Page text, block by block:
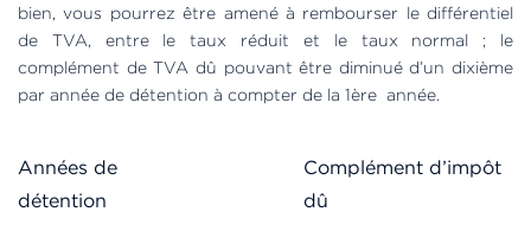
bien, vous pourrez être amené à rembourser le différentiel
de TVA, entre le taux réduit et le taux normal ; le
complément de TVA dû pouvant être diminué d’un dixième
par année de détention à compter de la 1ère année.
Années de
détention
Complément d’impôt
dû